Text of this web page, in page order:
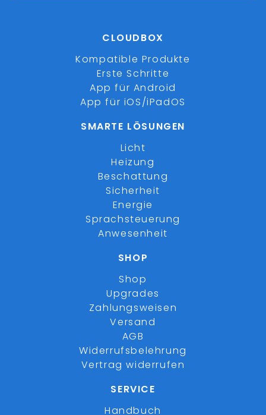
CLOUDBOX
Kompatible Produkte
Erste Schritte
App für Android
App für iOS/iPadOS
SMARTE LÖSUNGEN
Licht
Heizung
Beschattung
Sicherheit
Energie
Sprachsteuerung
Anwesenheit
SHOP
Shop
Upgrades
Zahlungsweisen
Versand
AGB
Widerrufsbelehrung
Vertrag widerrufen
SERVICE
Handbuch